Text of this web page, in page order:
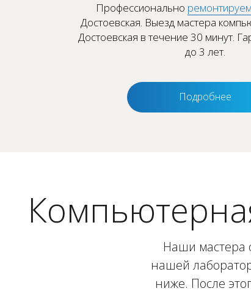
Профессионально ремонтируем
Достоевская. Выезд мастера
Достоевская в течение 30 минут.
до 3 лет.
Подробнее
Наши мастера
нашей
ниже. После